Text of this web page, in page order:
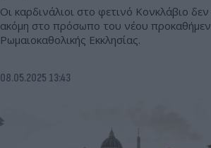
Οι καρδινάλιοι στο φετινό Κονκλάβιο δεν
ακόμη στο πρόσωπο του νέου
Ρωμαιοκαθολικής Εκκλησίας.
08.05.2025 13:43